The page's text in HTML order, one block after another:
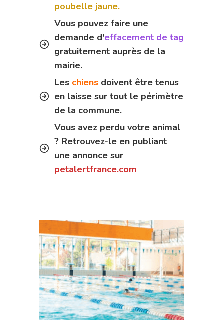
poubelle jaune.
Vous pouvez faire une
demande d'effacement de tag
gratuitement auprès de la
mairie.
Les chiens doivent être tenus
en laisse sur tout le périmètre
de la commune.
Vous avez perdu votre animal
? Retrouvez-le en publiant
une annonce sur
petalertfrance.com